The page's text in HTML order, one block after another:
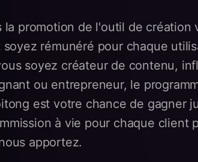
la promotion de l'outil de création
soyez rémunéré pour chaque
soyez créateur de contenu,
ou entrepreneur, le
est votre chance de gagner
à vie pour chaque client
apportez.